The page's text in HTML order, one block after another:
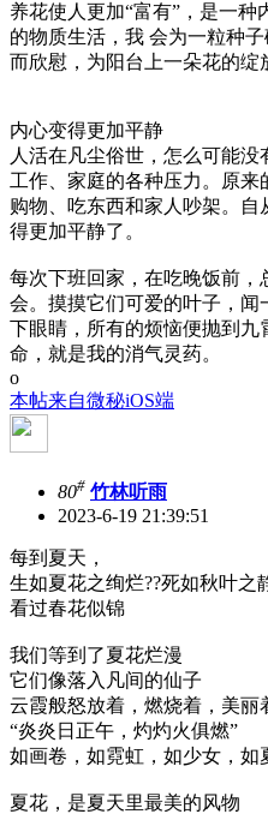
养花使人更加“富有”，是一
的物质生活，我 会为一粒种
而欣慰，为阳台上一朵花的绽
内心变得更加平静
人活在凡尘俗世，怎么可能
工作、家庭的各种压力。原
购物、吃东西和家人吵架。
得更加平静了。
每次下班回家，在吃晚饭前
会。摸摸它们可爱的叶子，
下眼睛，所有的烦恼便抛到
命，就是我的消气灵药。
o
本帖来自微秘iOS端
80# 竹林听雨
2023-6-19 21:39:51
每到夏天，
生如夏花之绚烂??死如秋叶之
看过春花似锦
我们等到了夏花烂漫
它们像落入凡间的仙子
云霞般怒放着，燃烧着，美丽
“炎炎日正午，灼灼火俱燃”
如画卷，如霓虹，如少女，如
夏花，是夏天里最美的风物